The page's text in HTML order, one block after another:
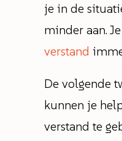
je in de
minder aan.
verstand
De volgende
kunnen je
verstand te